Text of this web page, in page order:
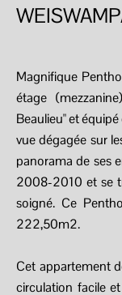
Magnifique
étage
Beaulieu" et
vue dégagée sur
panorama de ses
2008-2010 et se
soigné. Ce
222,50m2.
Cet appartement
circulation facile